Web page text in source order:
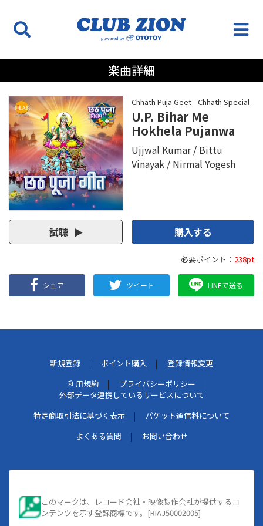
楽曲詳細
Chhath Puja Geet - Chhath Special
U.P. Bihar Me
Hokhela Pujanwa
Ujjwal Kumar
Bittu
Vinayak
Nirmal Yogesh
試聴 購入する
必要ポイント： 238pt
シェア ツイート LINEで送る
新規登録 ポイント購入
登録情報変更
利用規約
プライバシーポリシー
外部データ連携しているサービスについて
特定商取引法に基づく表示
パケット通信料について
よくある質問
お問い合わせ
このマークは、レコード会社・映像製作会社が提供するコ
ンテンツを示す登録商標です。[RIAJ50002005]